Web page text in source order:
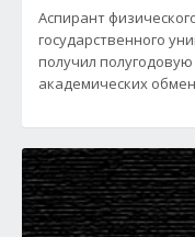
Аспирант
государственного
получил
академических